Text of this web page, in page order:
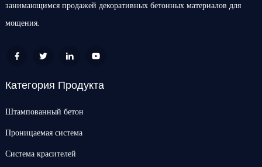
занимающимся продажей декоративных бетонных материалов для
мощения.
Категория Продукта
Штампованный бетон
Проницаемая система
Система красителей